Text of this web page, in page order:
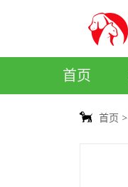
首页
首页